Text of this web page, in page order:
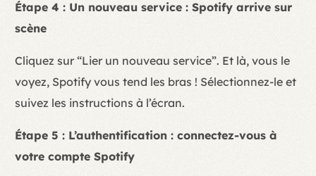
Étape 4 : Un nouveau service : Spotify arrive sur
scène
Cliquez sur “Lier un nouveau service”. Et là, vous le
voyez, Spotify vous tend les bras ! Sélectionnez-le et
suivez les instructions à l’écran.
Étape 5 : L’authentification : connectez-vous à
votre compte Spotify